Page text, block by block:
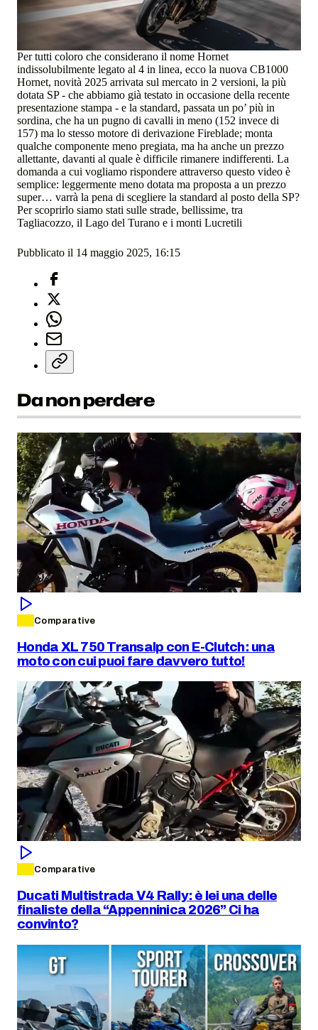
Per tutti coloro che considerano il nome Hornet
indissolubilmente legato al 4 in linea, ecco la nuova CB1000
Hornet, novità 2025 arrivata sul mercato in 2 versioni, la più
dotata SP - che abbiamo già testato in occasione della recente
presentazione stampa - e la standard, passata un po’ più in
sordina, che ha un pugno di cavalli in meno (152 invece di
157) ma lo stesso motore di derivazione Fireblade; monta
qualche componente meno pregiata, ma ha anche un prezzo
allettante, davanti al quale è difficile rimanere indifferenti. La
domanda a cui vogliamo rispondere attraverso questo video è
semplice: leggermente meno dotata ma proposta a un prezzo
super… varrà la pena di scegliere la standard al posto della SP?
Per scoprirlo siamo stati sulle strade, bellissime, tra
Tagliacozzo, il Lago del Turano e i monti Lucretili
Pubblicato il 14 maggio 2025, 16:15
Da non perdere
Comparative
Honda XL 750 Transalp con E-Clutch: una
moto con cui puoi fare davvero tutto!
Comparative
Ducati Multistrada V4 Rally: è lei una delle
finaliste della “Appenninica 2026” Ci ha
convinto?